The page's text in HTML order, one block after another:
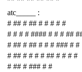
atc_____ :
# ## # ## # # # # #
# # # # #### # # # ##
# ## # ## # # # ### # #
# ## # # # # ## # # # #
# ## # ### # #